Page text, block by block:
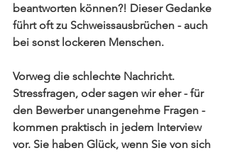
beantworten können?! Dieser Gedanke
führt oft zu Schweissausbrüchen - auch
bei sonst lockeren Menschen.
Vorweg die schlechte Nachricht.
Stressfragen, oder sagen wir eher - für
den Bewerber unangenehme Fragen -
kommen praktisch in jedem Interview
vor. Sie haben Glück, wenn Sie von sich